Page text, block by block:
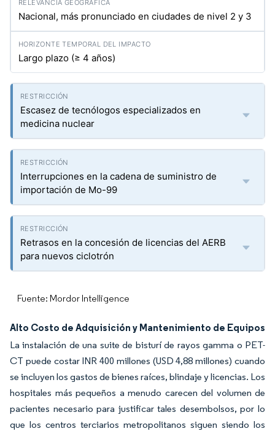
Nacional, más pronunciado en ciudades de nivel 2 y 3
Largo plazo (≥ 4 años)
Escasez de tecnólogos especializados en
medicina nuclear
Interrupciones en la cadena de suministro de
importación de Mo-99
Retrasos en la concesión de licencias del AERB
para nuevos ciclotrón
Fuente: Mordor Intelligence
Alto Costo de Adquisición y Mantenimiento de Equipos
La instalación de una suite de bisturí de rayos gamma o PET-
CT puede costar INR 400 millones (USD 4,88 millones) cuando
se incluyen los gastos de bienes raíces, blindaje y licencias. Los
hospitales más pequeños a menudo carecen del volumen de
pacientes necesario para justificar tales desembolsos, por lo
que los centros terciarios metropolitanos siguen siendo los